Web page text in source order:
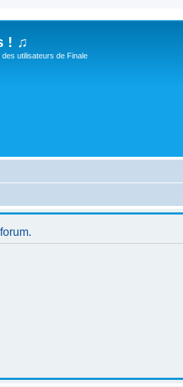
! ♫
utilisateurs de Finale